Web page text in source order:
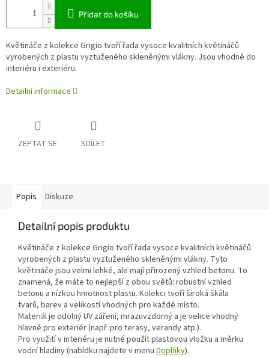
Přidat do košíku
Květináče z kolekce Grigio tvoří řada vysoce kvalitních květináčů
vyrobených z plastu vyztuženého skleněnými vlákny. Jsou vhodné do
interiéru i exteriéru.
Detailní informace
ZEPTAT SE SDÍLET
Popis Diskuze
Detailní popis produktu
Květináče z kolekce Grigio tvoří řada vysoce kvalitních květináčů
vyrobených z plastu vyztuženého skleněnými vlákny. Tyto
květináče jsou velmi lehké, ale mají přirozený vzhled betonu. To
znamená, že máte to nejlepší z obou světů: robustní vzhled
betonu a nízkou hmotnost plastu. Kolekci tvoří široká škála
tvarů, barev a velikostí vhodných pro každé místo.
Materiál je odolný UV záření, mrazuvzdorný a je velice vhodný
hlavně pro exteriér (např. pro terasy, verandy atp.).
Pro využití v interiéru je nutné použít plastovou vložku a měrku
vodní hladiny (nabídku najdete v menu Doplňky).